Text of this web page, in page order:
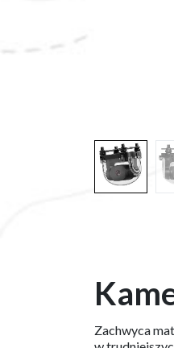
Zachwyca